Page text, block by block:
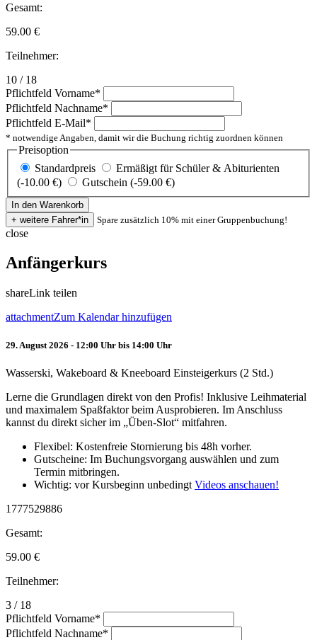
Gesamt:
59.00 €
Teilnehmer:
10 / 18
Pflichtfeld Vorname*
Pflichtfeld Nachname*
Pflichtfeld E-Mail*
* notwendige Angaben, damit wir die Buchung richtig zuordnen können
Preisoption
Standardpreis
Ermäßigt für Schüler & Abiturienten
(-10.00 €)
Gutschein (-59.00 €)
Spare zusätzlich 10% mit einer Gruppenbuchung!
close
Anfängerkurs
shareLink teilen
attachmentZum Kalendar hinzufügen
29. August 2026 - 12:00 Uhr bis 14:00 Uhr
Wasserski, Wakeboard & Kneeboard Einsteigerkurs (2 Std.)
Lerne die Grundlagen direkt von den Profis! Inklusive Leihmaterial
und maximalem Spaßfaktor beim Ausprobieren. Im Anschluss
kannst du direkt sicher im „Üben-Slot“ mitfahren.
Flexibel: Kostenfreie Stornierung bis 48h vorher.
Gutscheine: Im Buchungsvorgang auswählen und zum
Termin mitbringen.
Wichtig: vor Kursbeginn unbedingt Videos anschauen!
1777529886
Gesamt:
59.00 €
Teilnehmer:
3 / 18
Pflichtfeld Vorname*
Pflichtfeld Nachname*